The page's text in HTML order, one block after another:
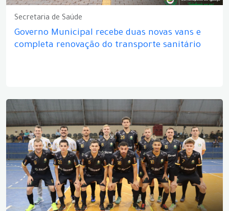
Secretaria de Saúde
Governo Municipal recebe duas novas vans e
completa renovação do transporte sanitário